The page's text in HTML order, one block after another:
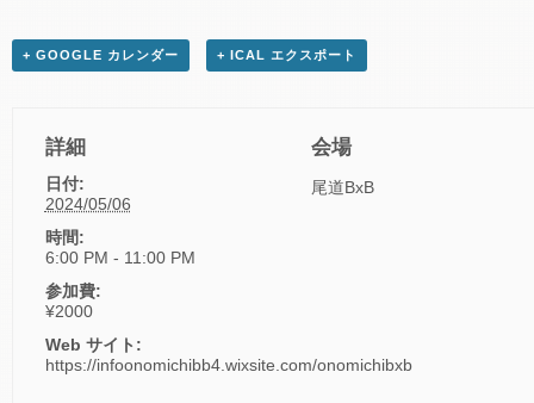
+ GOOGLE カレンダー + ICAL エクスポート
詳細
日付:
2024/05/06
時間:
6:00 PM - 11:00 PM
参加費:
¥2000
Web サイト:
https://infoonomichibb4.wixsite.com/onomichibxb
会場
尾道BxB